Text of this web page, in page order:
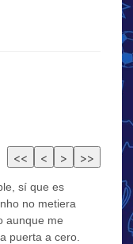
sí que es
no metiera
aunque me
puerta a cero.